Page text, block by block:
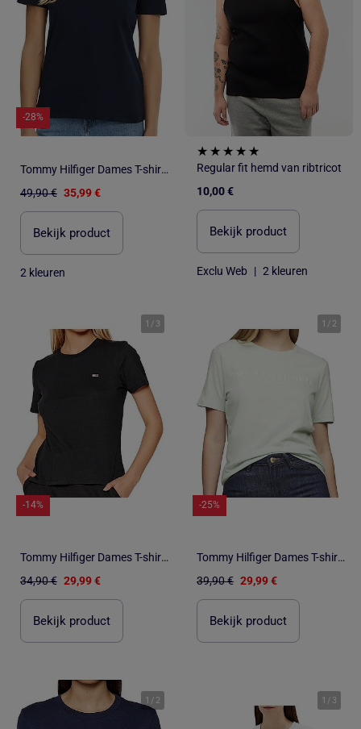
-28%
Tommy Hilfiger Dames T-shirt Wit Regular Fit
49,90 € 35,99 €
Bekijk product
2 kleuren
Regular fit hemd van ribtricot
10,00 €
Bekijk product
Exclu Web | 2 kleuren
1 / 3
-14%
Tommy Hilfiger Dames T-shirt Regular Fit Marineblauw
34,90 € 29,99 €
Bekijk product
1 / 2
-25%
Tommy Hilfiger Dames T-shirt Groen Regular Fit
39,90 € 29,99 €
Bekijk product
1 / 2 1 / 3